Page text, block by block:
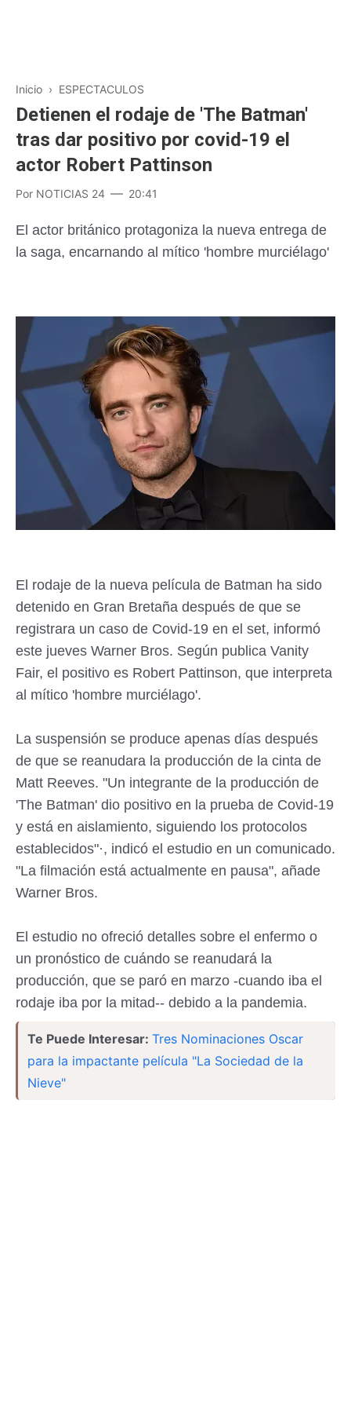
Inicio › ESPECTACULOS
Detienen el rodaje de 'The Batman'
tras dar positivo por covid-19 el
actor Robert Pattinson
Por NOTICIAS 24 20:41
El actor británico protagoniza la nueva entrega de
la saga, encarnando al mítico 'hombre murciélago'
El rodaje de la nueva película de Batman ha sido
detenido en Gran Bretaña después de que se
registrara un caso de Covid-19 en el set, informó
este jueves Warner Bros. Según publica Vanity
Fair, el positivo es Robert Pattinson, que interpreta
al mítico 'hombre murciélago'.
La suspensión se produce apenas días después
de que se reanudara la producción de la cinta de
Matt Reeves. "Un integrante de la producción de
'The Batman' dio positivo en la prueba de Covid-19
y está en aislamiento, siguiendo los protocolos
establecidos"·, indicó el estudio en un comunicado.
"La filmación está actualmente en pausa", añade
Warner Bros.
El estudio no ofreció detalles sobre el enfermo o
un pronóstico de cuándo se reanudará la
producción, que se paró en marzo -cuando iba el
rodaje iba por la mitad-- debido a la pandemia.
Te Puede Interesar: Tres Nominaciones Oscar
para la impactante película "La Sociedad de la
Nieve"